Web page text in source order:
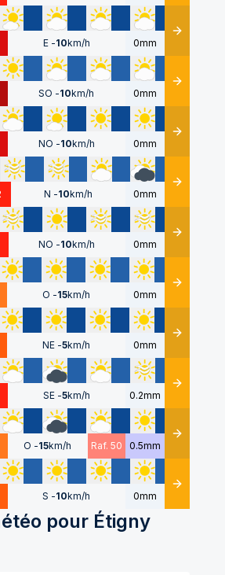
E -10km/h 0mm Détails
SO -10km/h 0mm Détails
NO -10km/h 0mm Détails
N -10km/h 0mm Détails
NO -10km/h 0mm Détails
O -15km/h 0mm Détails
NE -5km/h 0mm Détails
SE -5km/h 0.2mm Détails
O -15km/h Raf. 50 0.5mm Détails
S -10km/h 0mm Détails
pour Étigny